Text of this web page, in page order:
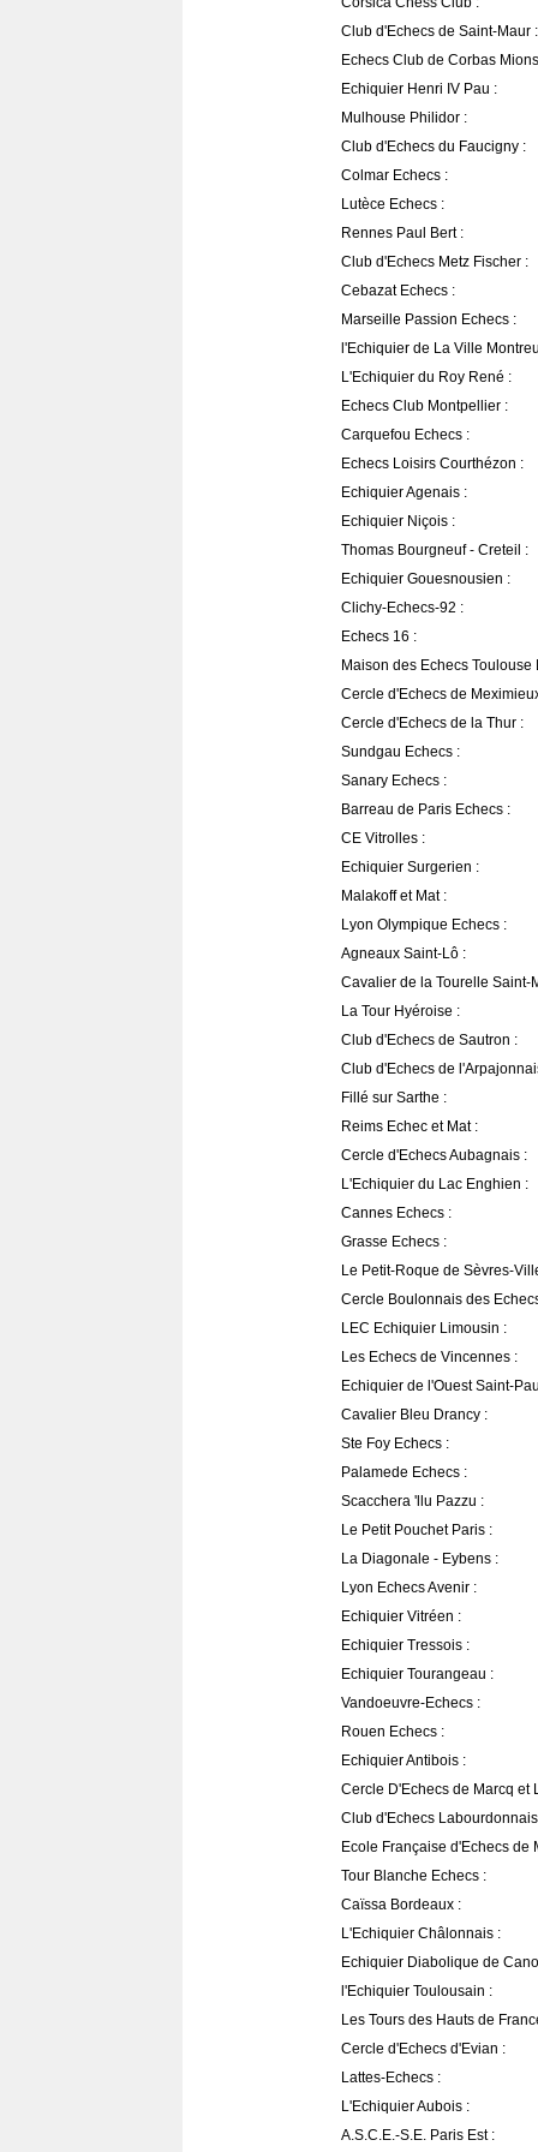
Club d'Echecs de Saint-Maur :
Echecs Club de Corbas
Echiquier Henri IV Pau :
Mulhouse Philidor :
Club d'Echecs du Faucigny :
Colmar Echecs :
Lutèce Echecs :
Rennes Paul Bert :
Club d'Echecs Metz Fischer :
Cebazat Echecs :
Marseille Passion Echecs :
l'Echiquier de La Ville
L'Echiquier du Roy René :
Echecs Club Montpellier :
Carquefou Echecs :
Echecs Loisirs Courthézon :
Echiquier Agenais :
Echiquier Niçois :
Thomas Bourgneuf - Creteil :
Echiquier Gouesnousien :
Clichy-Echecs-92 :
Echecs 16 :
Maison des Echecs Toulouse
Cercle d'Echecs de
Cercle d'Echecs de la Thur :
Sundgau Echecs :
Sanary Echecs :
Barreau de Paris Echecs :
CE Vitrolles :
Echiquier Surgerien :
Malakoff et Mat :
Lyon Olympique Echecs :
Agneaux Saint-Lô :
Cavalier de la Tourelle Saint-
La Tour Hyéroise :
Club d'Echecs de Sautron :
Club d'Echecs de
Fillé sur Sarthe :
Reims Echec et Mat :
Cercle d'Echecs Aubagnais :
L'Echiquier du Lac Enghien :
Cannes Echecs :
Grasse Echecs :
Le Petit-Roque de Sèvres-
Cercle Boulonnais des
LEC Echiquier Limousin :
Les Echecs de Vincennes :
Echiquier de l'Ouest Saint-
Cavalier Bleu Drancy :
Ste Foy Echecs :
Palamede Echecs :
Scacchera 'llu Pazzu :
Le Petit Pouchet Paris :
La Diagonale - Eybens :
Lyon Echecs Avenir :
Echiquier Vitréen :
Echiquier Tressois :
Echiquier Tourangeau :
Vandoeuvre-Echecs :
Rouen Echecs :
Echiquier Antibois :
Cercle D'Echecs de Marcq et
Club d'Echecs
Ecole Française d'Echecs de
Tour Blanche Echecs :
Caïssa Bordeaux :
L'Echiquier Châlonnais :
Echiquier Diabolique de
l'Echiquier Toulousain :
Les Tours des Hauts de
Cercle d'Echecs d'Evian :
Lattes-Echecs :
L'Echiquier Aubois :
A.S.C.E.-S.E. Paris Est :